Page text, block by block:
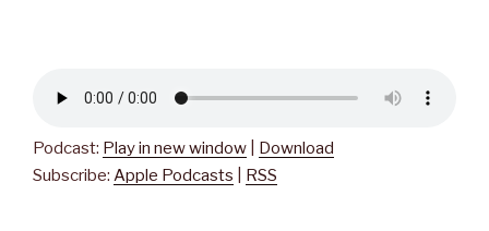
Podcast: Play in new window
Download
Subscribe: Apple Podcasts RSS